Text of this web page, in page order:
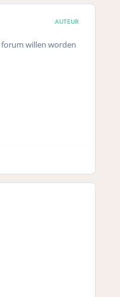
AUTEUR
forum willen worden